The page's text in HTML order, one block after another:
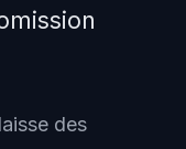
des